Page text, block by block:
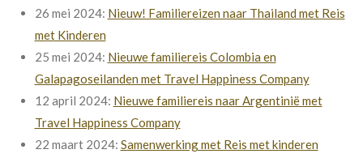
26 mei 2024: Nieuw! Familiereizen naar Thailand met Reis
met Kinderen
25 mei 2024: Nieuwe familiereis Colombia en
Galapagoseilanden met Travel Happiness Company
12 april 2024: Nieuwe familiereis naar Argentinië met
Travel Happiness Company
22 maart 2024: Samenwerking met Reis met kinderen